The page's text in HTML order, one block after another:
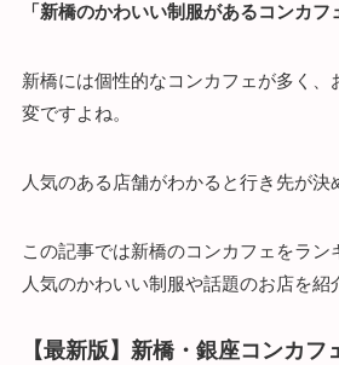
「新橋のかわいい制服があるコンカフ
新橋には個性的なコンカフェが多く、
変ですよね。
人気のある店舗がわかると行き先が決
この記事では新橋のコンカフェをラン
人気のかわいい制服や話題のお店を紹
【最新版】新橋・銀座コンカフ